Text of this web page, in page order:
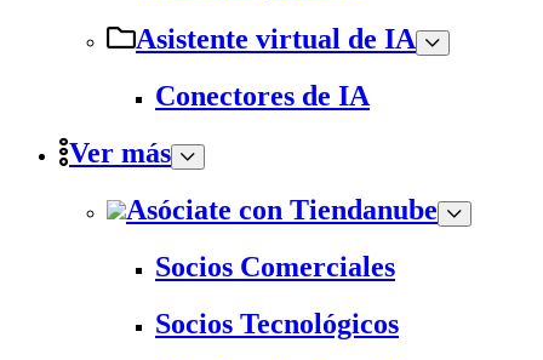
Asistente virtual de IA
Conectores de IA
Ver más
Asóciate con Tiendanube
Socios Comerciales
Socios Tecnológicos